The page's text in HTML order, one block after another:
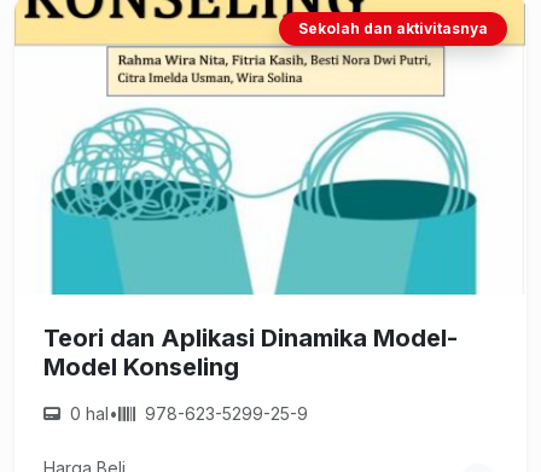
Sekolah dan aktivitasnya
Teori dan Aplikasi Dinamika Model-
Model Konseling
0 hal• 978-623-5299-25-9
Harga Beli